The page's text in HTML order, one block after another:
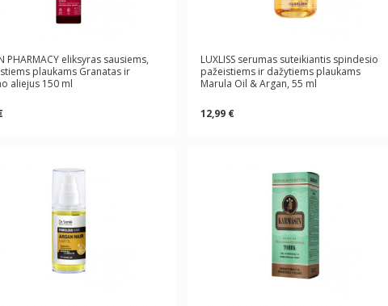
PHARMACY eliksyras sausiems,
plaukams Granatas ir
aliejus 150 ml
LUXLISS serumas suteikiantis spindesio
pažeistiems ir dažytiems plaukams
Marula Oil & Argan, 55 ml
12,99 €